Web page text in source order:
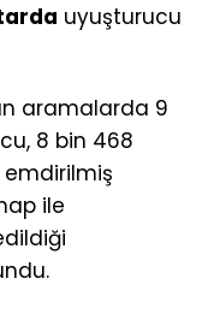
uyuşturucu
aramalarda 9
8 bin 468
emdirilmiş
ile